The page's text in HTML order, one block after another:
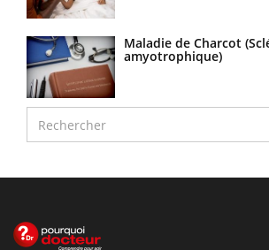
Maladie de Charcot
amyotrophique)